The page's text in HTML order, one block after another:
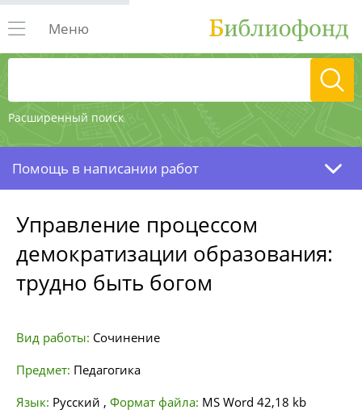
Расширенный поиск
Меню
Помощь в написании работ
Управление процессом
демократизации образования:
трудно быть богом
Вид работы: Сочинение
Предмет: Педагогика
Язык: Русский , Формат файла: MS Word 42,18 kb